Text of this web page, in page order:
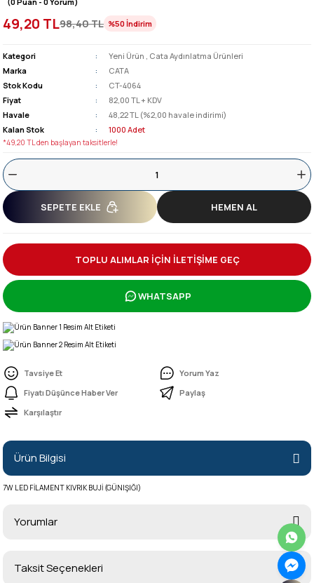
49,20 TL98,40 TL %50İndirim
Kategori Yeni Ürün , Cata Aydınlatma Ürünleri
Marka
CATA
Stok Kodu
CT-4064
Fiyat
82,00 TL + KDV
Havale
48,22 TL (%2,00 havale indirimi)
Kalan Stok
1000 Adet
*49,20 TL den başlayan taksitlerle!
SEPETE EKLE HEMEN AL
TOPLU ALIMLAR İÇİN İLETİŞİME GEÇ
WHATSAPP
Tavsiye Et
Yorum Yaz
Fiyatı Düşünce Haber Ver
Paylaş
Karşılaştır
Ürün Bilgisi
7W LED FİLAMENT KIVRIK BUJİ (GÜNIŞIĞI)
Yorumlar
Bu ürüne ilk yorumu siz yapın!
Taksit Seçenekleri